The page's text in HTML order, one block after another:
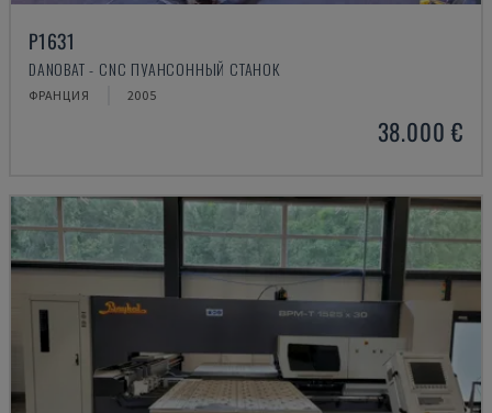
P1631
DANOBAT - CNC ПУАНСОННЫЙ СТАНОК
ФРАНЦИЯ 2005
38.000 €